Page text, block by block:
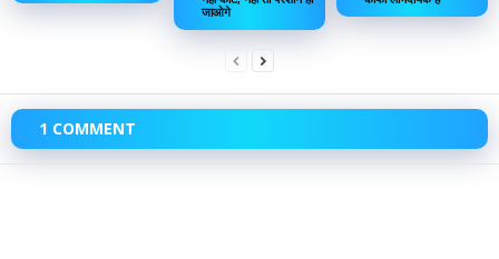
जाओगे
1 COMMENT